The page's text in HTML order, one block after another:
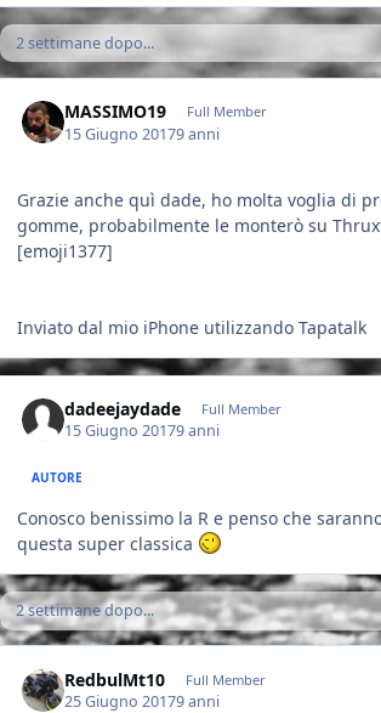
2 settimane dopo...
MASSIMO19 Full Member
15 Giugno 20179 anni
Grazie anche quì dade, ho molta voglia di
gomme, probabilmente le monterò su
[emoji1377]
Inviato dal mio iPhone utilizzando Tapatalk
dadeejaydade Full Member
15 Giugno 20179 anni
AUTORE
Conosco benissimo la R e penso che
questa super classica
2 settimane dopo...
RedbulMt10 Full Member
25 Giugno 20179 anni